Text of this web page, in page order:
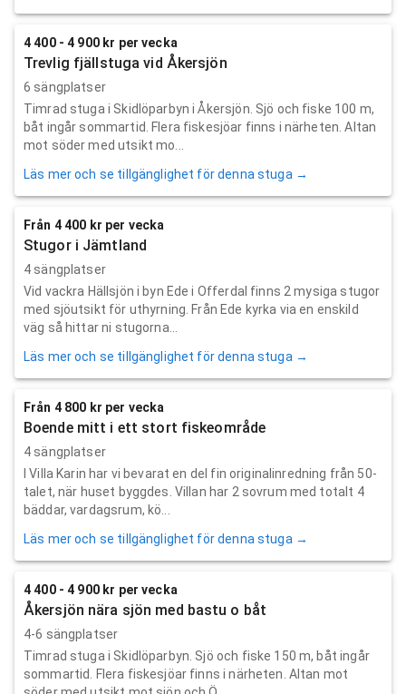
4 400 - 4 900 kr per vecka
Trevlig fjällstuga vid Åkersjön
6 sängplatser
Timrad stuga i Skidlöparbyn i Åkersjön. Sjö och fiske 100 m,
båt ingår sommartid. Flera fiskesjöar finns i närheten. Altan
mot söder med utsikt mo...
Läs mer och se tillgänglighet för denna stuga →
Från 4 400 kr per vecka
Stugor i Jämtland
4 sängplatser
Vid vackra Hällsjön i byn Ede i Offerdal finns 2 mysiga stugor
med sjöutsikt för uthyrning. Från Ede kyrka via en enskild
väg så hittar ni stugorna...
Läs mer och se tillgänglighet för denna stuga →
Från 4 800 kr per vecka
Boende mitt i ett stort fiskeområde
4 sängplatser
I Villa Karin har vi bevarat en del fin originalinredning från 50-
talet, när huset byggdes. Villan har 2 sovrum med totalt 4
bäddar, vardagsrum, kö...
Läs mer och se tillgänglighet för denna stuga →
4 400 - 4 900 kr per vecka
Åkersjön nära sjön med bastu o båt
4-6 sängplatser
Timrad stuga i Skidlöparbyn. Sjö och fiske 150 m, båt ingår
sommartid. Flera fiskesjöar finns i närheten. Altan mot